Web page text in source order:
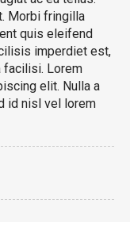
Morbi fringilla
quis eleifend
imperdiet est,
facilisi. Lorem
elit. Nulla a
id nisl vel lorem